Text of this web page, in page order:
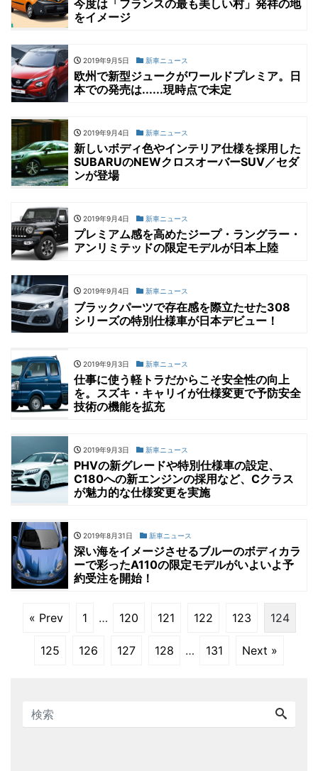
今度は「フランスの最も美しい村」発祥の地
をイメージ
2019年9月5日 新車ニュース
欧州で新型ジュークがワールドプレミア。日
本での発売は......現時点で未定
2019年9月4日 新車ニュース
新しいボディ色やインテリア仕様を採用した
SUBARUのNEWクロスオーバーSUV／セダ
ンが登場
2019年9月4日 新車ニュース
プレミアム感を高めたジープ・ラングラー・
アンリミテッドの限定モデルが日本上陸
2019年9月4日 新車ニュース
ブラックパーツで存在感を際立たせた308
シリーズの特別仕様車が日本デビュー！
2019年9月3日 新車ニュース
仕事に使う軽トラだからこそ安全性の向上
を。スズキ・キャリイが仕様変更で予防安全
技術の機能を拡充
2019年9月3日 新車ニュース
PHVの新グレードや特別仕様車の設定、
C180への新エンジンの採用など、Cクラス
が魅力的な仕様変更を実施
2019年8月31日 新車ニュース
深い海をイメージさせるブルーのボディカラ
ーで彩ったA110の限定モデルがいよいよ予
約受注を開始！
« Prev 1 … 120 121 122 123 124
125 126 127 128 … 131 Next »